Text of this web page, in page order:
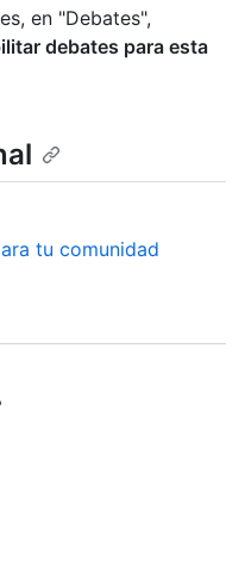
en "Debates",
debates para esta
tu comunidad